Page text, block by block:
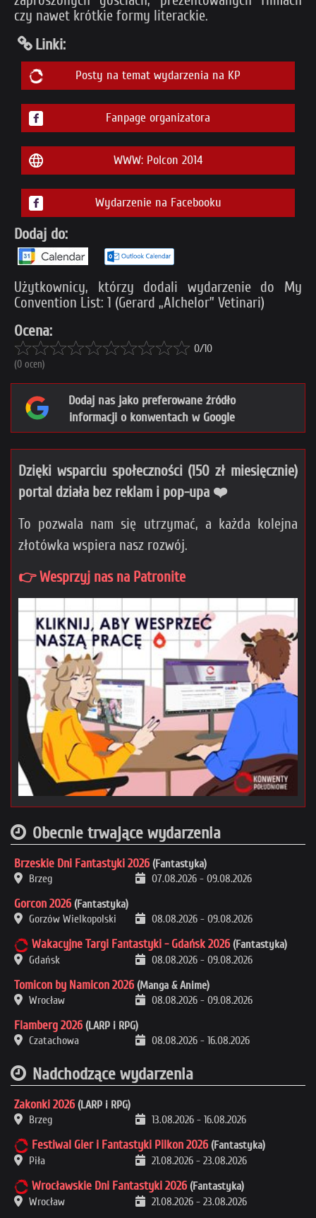
czy nawet krótkie formy literackie.
Linki:
Posty na temat wydarzenia na KP
Fanpage organizatora
WWW: Polcon 2014
Wydarzenie na Facebooku
Dodaj do:
Użytkownicy, którzy dodali wydarzenie do My
Convention List: 1 (Gerard „Alchelor” Vetinari)
Ocena:
0/10
(0 ocen)
Dodaj nas jako preferowane źródło
informacji o konwentach w Google
Dzięki wsparciu społeczności (150 zł miesięcznie)
portal działa bez reklam i pop-upa ❤️
To pozwala nam się utrzymać, a każda kolejna
złotówka wspiera nasz rozwój.
👉 Wesprzyj nas na Patronite
Obecnie trwające wydarzenia
Brzeskie Dni Fantastyki 2026 (Fantastyka)
Brzeg
07.08.2026 - 09.08.2026
Gorcon 2026 (Fantastyka)
Gorzów Wielkopolski
08.08.2026 - 09.08.2026
Wakacyjne Targi Fantastyki - Gdańsk 2026 (Fantastyka)
Gdańsk
08.08.2026 - 09.08.2026
Tomicon by Namicon 2026 (Manga & Anime)
Wrocław
08.08.2026 - 09.08.2026
Flamberg 2026 (LARP i RPG)
Czatachowa
08.08.2026 - 16.08.2026
Nadchodzące wydarzenia
Zakonki 2026 (LARP i RPG)
Brzeg
13.08.2026 - 16.08.2026
Festiwal Gier i Fantastyki Pilkon 2026 (Fantastyka)
Piła
21.08.2026 - 23.08.2026
Wrocławskie Dni Fantastyki 2026 (Fantastyka)
Wrocław
21.08.2026 - 23.08.2026